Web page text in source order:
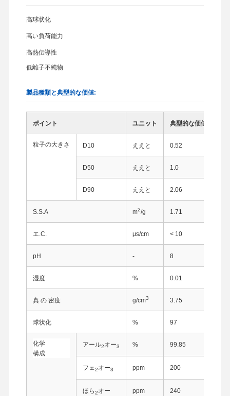
高球状化
高い負荷能力
高熱伝導性
低離子不純物
製品種類と典型的な価値:
ポイント ユニット 典型的な価値
粒子の大きさ D10 ええと 0.52
D50 ええと 1.0
D90 ええと 2.06
S.S.A m2/g 1.71
エ.C. μs/cm < 10
pH - 8
湿度 % 0.01
真 の 密度 g/cm3 3.75
球状化 % 97
化学
構成
アール2オー3 % 99.85
フェ2オー3 ppm 200
ほら2オー ppm 240